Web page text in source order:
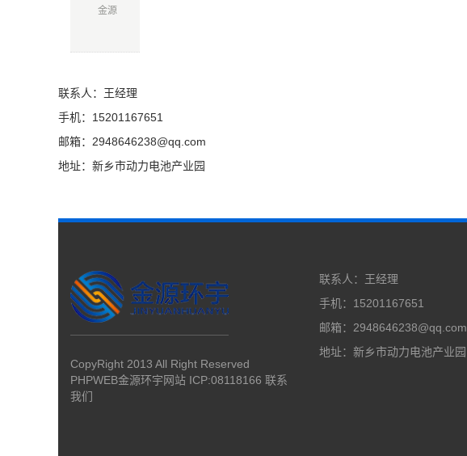
金源
联系人：王经理
手机：15201167651
邮箱：2948646238@qq.com
地址：新乡市动力电池产业园
CopyRight 2013 All Right Reserved
PHPWEB金源环宇网站 ICP:08118166 联系
我们
联系人：王经理
手机：15201167651
邮箱：2948646238@qq.com
地址：新乡市动力电池产业园